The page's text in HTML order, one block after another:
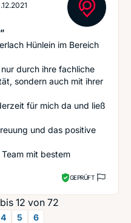
Hünlein im Bereich
durch ihre fachliche
sondern auch mit ihrer
für mich da und ließ
und das positive
mit bestem
GEPRÜFT
12 von 72
4 5 6